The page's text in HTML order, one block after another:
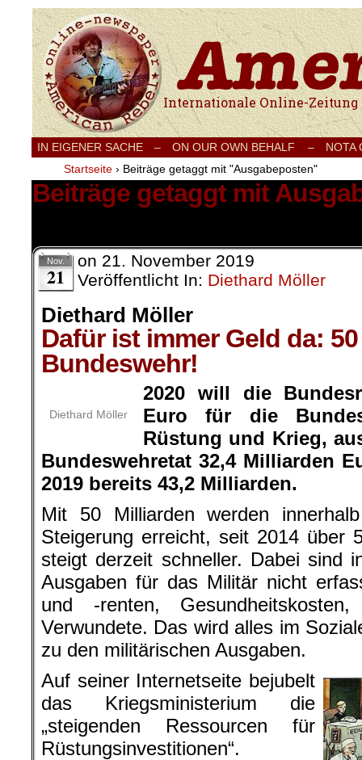
Internationale Onlinezeitung für Frieden,
IN EIGENER SACHE – ON OUR OWN BEHALF –
NOTA
Startseite › Beiträge getaggt mit "Ausgabeposten"
Beiträge getaggt mit
Nov.
21
on 21. November 2019
Veröffentlicht In: Diethard Möller
Diethard Möller
Dafür ist immer Geld da:
Bundeswehr!
Diethard Möller
2020 will die
Euro für die
Rüstung und Krieg,
Bundeswehretat 32,4 Milliarden
2019 bereits 43,2 Milliarden.
Mit 50 Milliarden werden
Steigerung erreicht, seit 2014 über
steigt derzeit schneller. Dabei sind
Ausgaben für das Militär nicht
und -renten,
Verwundete. Das wird alles im
zu den militärischen Ausgaben.
Auf seiner Internetseite bejubelt
das Kriegsministerium die
„steigenden Ressourcen für
Rüstungsinvestitionen“.